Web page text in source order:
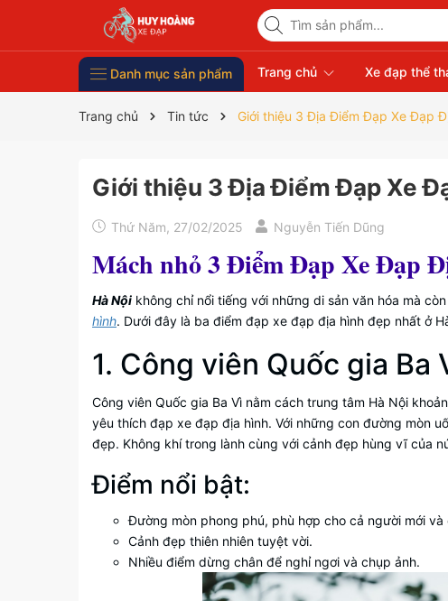
Danh mục sản phẩm Trang chủ Xe đạp thể
Trang chủ Tin tức Giới thiệu 3 Địa Điểm Đạp Xe Đạp
Giới thiệu 3 Địa Điểm Đạp Xe
Thứ Năm, 27/02/2025 Nguyễn Tiến Dũng
Mách nhỏ 3 Điểm Đạp Xe Đạp
Hà Nội không chỉ nổi tiếng với những di sản văn hóa mà
hình. Dưới đây là ba điểm đạp xe đạp địa hình đẹp nhất ở
1. Công viên Quốc gia Ba
Công viên Quốc gia Ba Vì nằm cách trung tâm Hà Nội
yêu thích đạp xe đạp địa hình. Với những con đường mòn
đẹp. Không khí trong lành cùng với cảnh đẹp hùng vĩ của
Điểm nổi bật:
Đường mòn phong phú, phù hợp cho cả người mới và
Cảnh đẹp thiên nhiên tuyệt vời.
Nhiều điểm dừng chân để nghỉ ngơi và chụp ảnh.